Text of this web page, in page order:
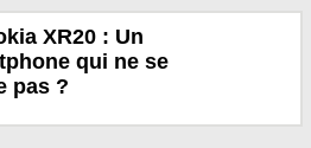
XR20 : Un
qui ne se
pas ?